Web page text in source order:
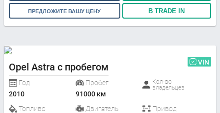
ПРЕДЛОЖИТЕ ВАШУ ЦЕНУ В TRADE IN
Opel Astra с пробегом VIN
Год
2010
Пробег
91000 км
Кол-во
владельцев
Топливо
Двигатель
Привод